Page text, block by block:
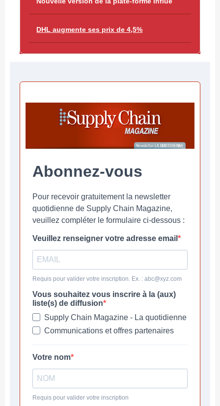
DHL augmente ses prix de 4,5%